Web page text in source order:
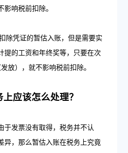
影响税前扣除。
除凭证的暂估入账，但是需要实
提的工资和年终奖等，只要在次
放），就不影响税前扣除。
应该怎么处理？
于发票没有取得，税务并不认
异，那么暂估入账在税务上究竟